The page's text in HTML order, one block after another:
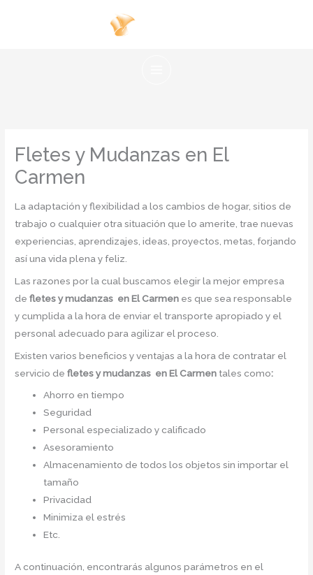
Fletes y Mudanzas en El
Carmen
La adaptación y flexibilidad a los cambios de hogar, sitios de
trabajo o cualquier otra situación que lo amerite, trae nuevas
experiencias, aprendizajes, ideas, proyectos, metas, forjando
así una vida plena y feliz.
Las razones por la cual buscamos elegir la mejor empresa
de fletes y mudanzas en El Carmen es que sea responsable
y cumplida a la hora de enviar el transporte apropiado y el
personal adecuado para agilizar el proceso.
Existen varios beneficios y ventajas a la hora de contratar el
servicio defletes y mudanzas en El Carmen tales como:
Ahorro en tiempo
Seguridad
Personal especializado y calificado
Asesoramiento
Almacenamiento de todos los objetos sin importar el
tamaño
Privacidad
Minimiza el estrés
Etc.
A continuación, encontrarás algunos parámetros en el